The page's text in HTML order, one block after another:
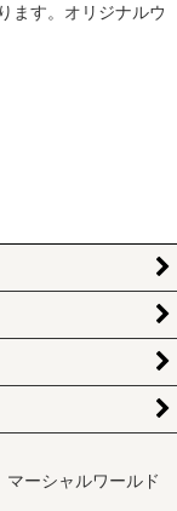
ます。オリジナルウ
ーシャルワールド